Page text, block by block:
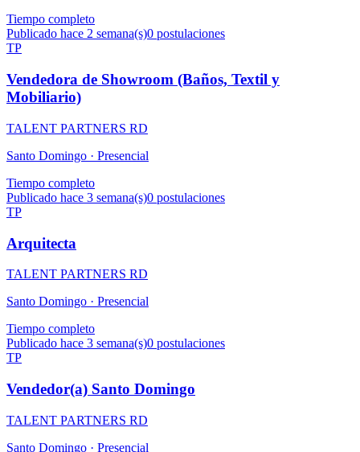
Tiempo completo
Publicado hace 2 semana(s)0 postulaciones
TP
Vendedora de Showroom (Baños, Textil y
Mobiliario)
TALENT PARTNERS RD
Santo Domingo · Presencial
Tiempo completo
Publicado hace 3 semana(s)0 postulaciones
TP
Arquitecta
TALENT PARTNERS RD
Santo Domingo · Presencial
Tiempo completo
Publicado hace 3 semana(s)0 postulaciones
TP
Vendedor(a) Santo Domingo
TALENT PARTNERS RD
Santo Domingo · Presencial